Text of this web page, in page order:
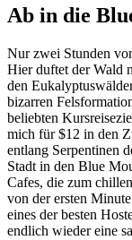
Ab in die
Nur zwei Stunden
Hier duftet der Wald
den
bizarren
beliebten
mich für $12 in den
entlang Serpentinen
Stadt in den Blue
Cafes, die zum
von der ersten
eines der besten
endlich wieder eine